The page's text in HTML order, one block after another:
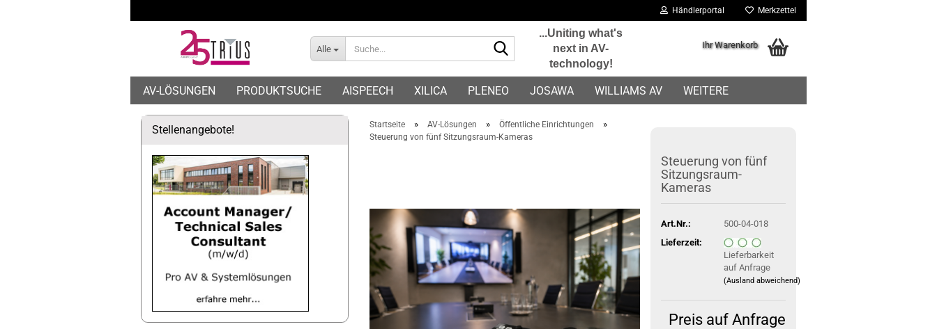
Händlerportal
E-Mail
Passwort
Passwort vergessen?
Merkzettel
Alle
...Uniting what's
next in AV-
technology!
Ihr Warenkorb
AV-LÖSUNGEN PRODUKTSUCHE AISPEECH XILICA PLENEO JOSAWA WILLIAMS AV WEITERE
Startseite » AV-Lösungen » Öffentliche Einrichtungen »
Steuerung von fünf Sitzungsraum-Kameras
Steuerung von fünf
Sitzungsraum-
Kameras
Art.Nr.:
500-04-018
Lieferzeit:
Lieferbarkeit
auf Anfrage
(Ausland abweichend)
Preis auf Anfrage
Stellenangebote!